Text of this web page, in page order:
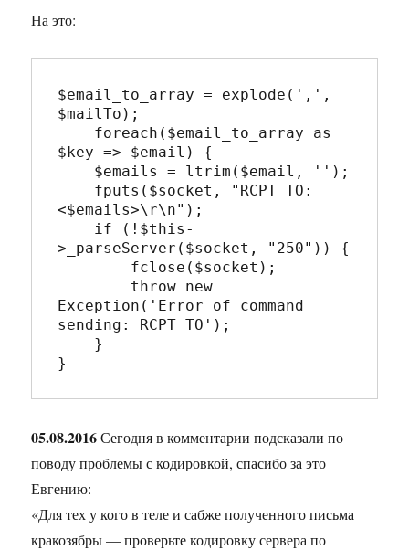
На это:
$email_to_array = explode(',',
$mailTo);
$key => $email) {
<$emails>\r\n");
>_parseServer($socket, "250")) {
Exception('Error of command
sending: RCPT TO');
05.08.2016Сегодня в комментарии подсказали по
поводу проблемы с кодировкой, спасибо за это
Евгению:
«Для тех у кого в теле и сабже полученного письма
кракозябры — проверьте кодировку сервера по